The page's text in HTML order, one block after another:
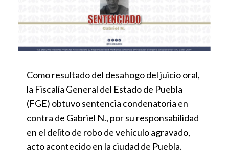
Como resultado del desahogo del juicio oral,
la Fiscalía General del Estado de Puebla
(FGE) obtuvo sentencia condenatoria en
contra de Gabriel N., por su responsabilidad
en el delito de robo de vehículo agravado,
acto acontecido en la ciudad de Puebla.